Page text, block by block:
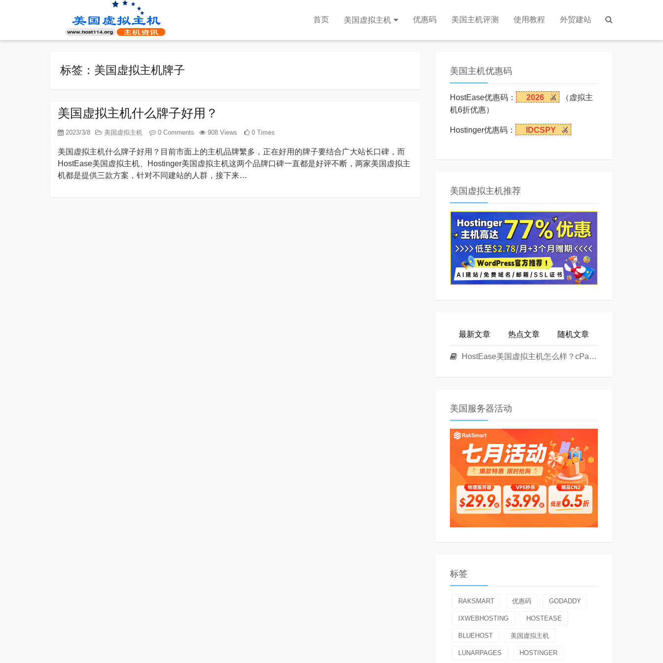
首页 美国虚拟主机 优惠码 美国主机评测 使用教程 外贸建站
标签：美国虚拟主机牌子
美国虚拟主机什么牌子好用？
2023/3/8 美国虚拟主机 0 Comments 908 Views 0 Times
美国虚拟主机什么牌子好用？目前市面上的主机品牌繁多，正在好用的牌子要结合广大站长口碑，而
HostEase美国虚拟主机、Hostinger美国虚拟主机这两个品牌口碑一直都是好评不断，两家美国虚拟主
机都是提供三款方案，针对不同建站的人群，接下来…
美国主机优惠码
HostEase优惠码： 2026
（虚拟主
机6折优惠）
Hostinger优惠码： IDCSPY
美国虚拟主机推荐
最新文章 热点文章 随机文章
HostEase美国虚拟主机怎么样？cPanel面板美国Linux主机方案介绍
美国服务器活动
标签
RAKSMART 优惠码 GODADDY
IXWEBHOSTING HOSTEASE
BLUEHOST 美国虚拟主机
LUNARPAGES HOSTINGER